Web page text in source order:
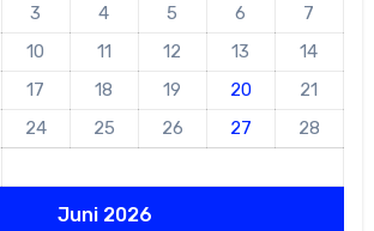
Juni 2026
3 4 5 6
7
10 11 12 13
14
17 18 19 20
21
24 25 26 27
28